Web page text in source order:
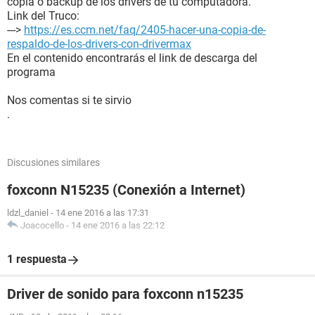
[ BIOS ]
Propiedades de la BIOS:
Vendedor Intel Corp.
Versión CR94510J.86A.0031.2006.1212.1648
Tamaño 512 KB
Boot, EDD, BBS
Standards soportados DMI, ACPI
Posibilidades de expansión PCI, USB
[ Sistema ]
Identificador único universal EBAD76F6-B6CE11DB-
B1E80011-D8CEBED7
[ Placa base ]
Link del Truco:
---> https://es.ccm.net/faq/2405-hacer-una-copia-de-
respaldo-de-los-drivers-con-drivermax
En el contenido encontrarás el link de descarga del
programa
Nos comentas si te sirvio
.
Discusiones similares
foxconn N15235 (Conexión a Internet)
ldzl_daniel - 14 ene 2016 a las 17:31
Joacocello - 14 ene 2016 a las 22:12
1 respuesta
Driver de sonido para foxconn n15235